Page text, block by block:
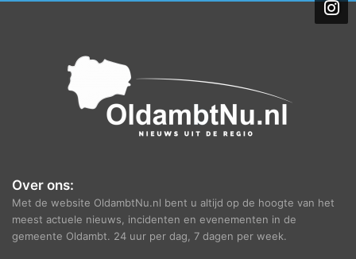
Over ons:
Met de website OldambtNu.nl bent u altijd op de hoogte van het
meest actuele nieuws, incidenten en evenementen in de
gemeente Oldambt. 24 uur per dag, 7 dagen per week.